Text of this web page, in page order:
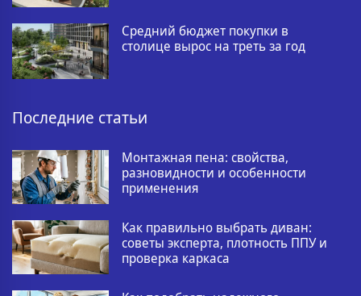
Средний бюджет покупки в
столице вырос на треть за год
Последние статьи
Монтажная пена: свойства,
разновидности и особенности
применения
Как правильно выбрать диван:
советы эксперта, плотность ППУ и
проверка каркаса